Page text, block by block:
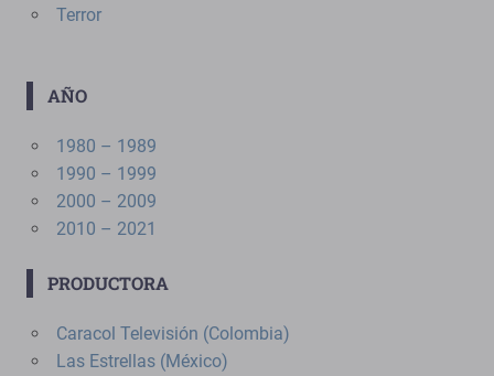
Terror
AÑO
1980 – 1989
1990 – 1999
2000 – 2009
2010 – 2021
PRODUCTORA
Caracol Televisión (Colombia)
Las Estrellas (México)